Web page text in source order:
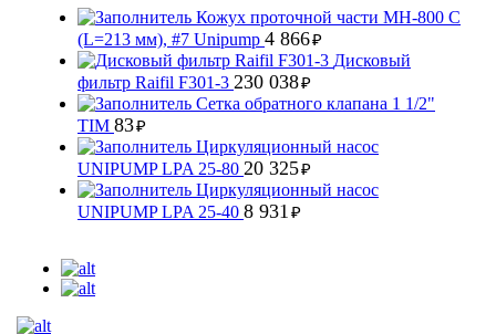
Кожух проточной части MH-800 С
(L=213 мм), #7 Unipump 4 866₽
Дисковый
фильтр Raifil F301-3 230 038₽
Сетка обратного клапана 1 1/2"
TIM 83₽
Циркуляционный насос
UNIPUMP LPA 25-80 20 325₽
Циркуляционный насос
UNIPUMP LPA 25-40 8 931 ₽